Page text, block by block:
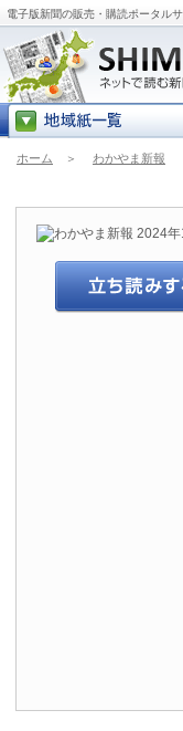
電子版新聞の販売・購読ポータル
ホーム ＞ わかやま新報